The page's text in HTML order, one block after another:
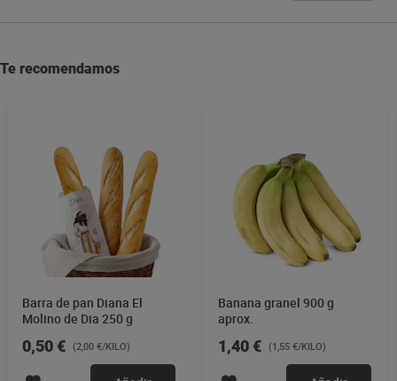
Te recomendamos
Barra de pan Diana El
Molino de Dia 250 g
0,50 € (2,00 €/KILO)
Banana granel 900 g
aprox.
1,40 € (1,55 €/KILO)